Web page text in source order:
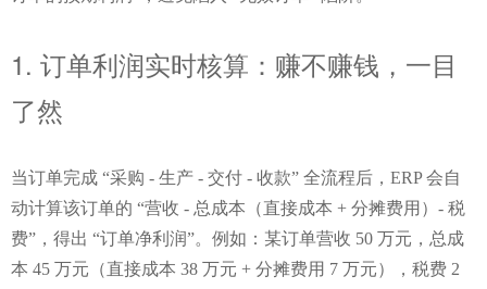
1. 订单利润实时核算：赚不赚钱，一目
了然
当订单完成 “采购 - 生产 - 交付 - 收款” 全流程后，ERP 会自
动计算该订单的 “营收 - 总成本（直接成本 + 分摊费用）- 税
费”，得出 “订单净利润”。例如：某订单营收 50 万元，总成
本 45 万元（直接成本 38 万元 + 分摊费用 7 万元），税费 2